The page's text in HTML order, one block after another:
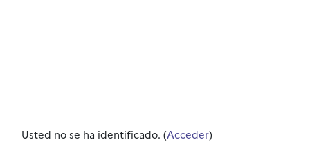
Usted no se ha identificado. (Acceder)